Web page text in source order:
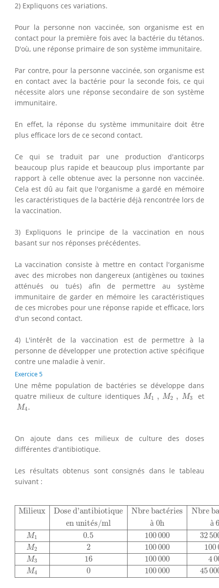
2) Expliquons ces variations.
Pour la personne non vaccinée, son organisme est en
contact pour la première fois avec la bactérie du tétanos.
D'où, une réponse primaire de son système immunitaire.
Par contre, pour la personne vaccinée, son organisme est
en contact avec la bactérie pour la seconde fois, ce qui
nécessite alors une réponse secondaire de son système
immunitaire.
En effet, la réponse du système immunitaire doit être
plus efficace lors de ce second contact.
Ce qui se traduit par une production d'anticorps
beaucoup plus rapide et beaucoup plus importante par
rapport à celle obtenue avec la personne non vaccinée.
Cela est dû au fait que l'organisme a gardé en mémoire
les caractéristiques de la bactérie déjà rencontrée lors de
la vaccination.
3) Expliquons le principe de la vaccination en nous
basant sur nos réponses précédentes.
La vaccination consiste à mettre en contact l'organisme
avec des microbes non dangereux (antigènes ou toxines
atténués ou tués) afin de permettre au système
immunitaire de garder en mémoire les caractéristiques
de ces microbes pour une réponse rapide et efficace, lors
d'un second contact.
4) L'intérêt de la vaccination est de permettre à la
personne de développer une protection active spécifique
contre une maladie à venir.
Exercice 5
Une même population de bactéries se développe dans
quatre milieux de culture identiques M1 , M2 , M3
M1 M2, M 3 et
M4.
M4
On ajoute dans ces milieux de culture des doses
différentes d'antibiotique.
Les résultats obtenus sont consignés dans le tableau
suivant :
Milieux Dose d'antibiotique Nbre bactéries
Nbre
en unités/ml à 0h à
M1 0.5 100000 32
M2 2 100000 100
M3 16 100000 4
M4 0 100000 45
MilieuxDose d'antibiotiqueNbre bactériesNbre